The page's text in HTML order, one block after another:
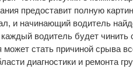
предоставит полную
и начинающий водитель
водитель будет чинить
стать причиной срыва
диагностики и ремонта